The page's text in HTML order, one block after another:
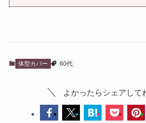
体型カバー 60代
よかったらシェアして